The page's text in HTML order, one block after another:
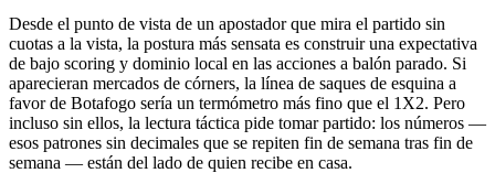
Desde el punto de vista de un apostador que mira el partido sin
cuotas a la vista, la postura más sensata es construir una expectativa
de bajo scoring y dominio local en las acciones a balón parado. Si
aparecieran mercados de córners, la línea de saques de esquina a
favor de Botafogo sería un termómetro más fino que el 1X2. Pero
incluso sin ellos, la lectura táctica pide tomar partido: los números —
esos patrones sin decimales que se repiten fin de semana tras fin de
semana — están del lado de quien recibe en casa.